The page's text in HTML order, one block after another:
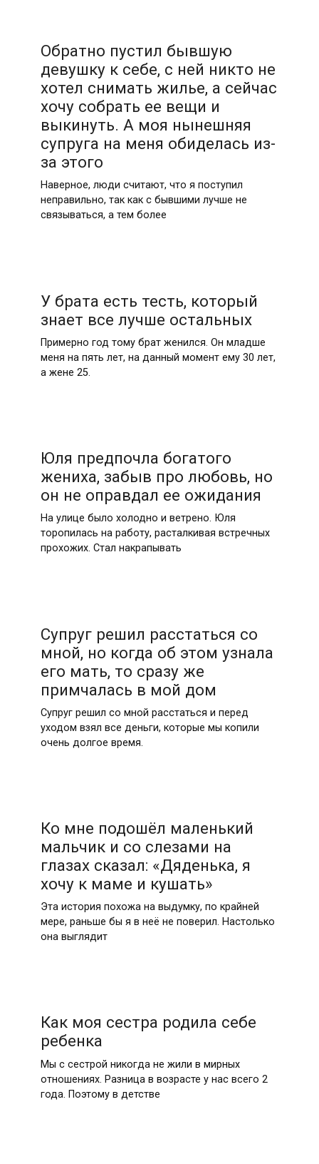
Обратно пустил бывшую
девушку к себе, с ней никто не
хотел снимать жилье, а сейчас
хочу собрать ее вещи и
выкинуть. А моя нынешняя
супруга на меня обиделась из-
за этого
Наверное, люди считают, что я поступил
неправильно, так как с бывшими лучше не
связываться, а тем более
У брата есть тесть, который
знает все лучше остальных
Примерно год тому брат женился. Он младше
меня на пять лет, на данный момент ему 30 лет,
а жене 25.
Юля предпочла богатого
жениха, забыв про любовь, но
он не оправдал ее ожидания
На улице было холодно и ветрено. Юля
торопилась на работу, расталкивая встречных
прохожих. Стал накрапывать
Супруг решил расстаться со
мной, но когда об этом узнала
его мать, то сразу же
примчалась в мой дом
Супруг решил со мной расстаться и перед
уходом взял все деньги, которые мы копили
очень долгое время.
Ко мне подошёл маленький
мальчик и со слезами на
глазах сказал: «Дяденька, я
хочу к маме и кушать»
Эта история похожа на выдумку, по крайней
мере, раньше бы я в неё не поверил. Настолько
она выглядит
Как моя сестра родила себе
ребенка
Мы с сестрой никогда не жили в мирных
отношениях. Разница в возрасте у нас всего 2
года. Поэтому в детстве